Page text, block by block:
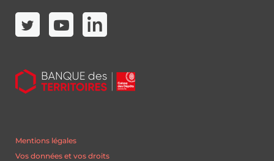
Mentions légales
Vos données et vos droits